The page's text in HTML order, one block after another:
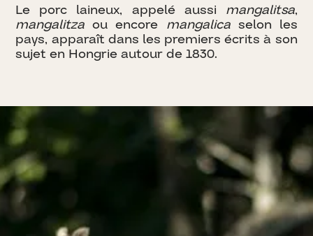
Le porc laineux, appelé aussi mangalitsa,
mangalitzaou encore mangalica selon les
pays, apparaît dans les premiers écrits à son
sujet en Hongrie autour de 1830.